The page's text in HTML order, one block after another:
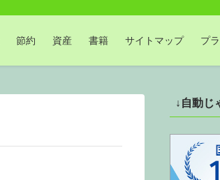
節約 資産 書籍 サイトマップ プ
↓自動じ